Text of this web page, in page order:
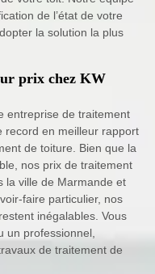
de l’état de votre
la solution la plus
prix chez KW
entreprise de traitement
record en meilleur rapport
de toiture. Bien que la
nos prix de traitement
la ville de Marmande et
faire particulier, nos
inégalables. Vous
un professionnel,
de traitement de